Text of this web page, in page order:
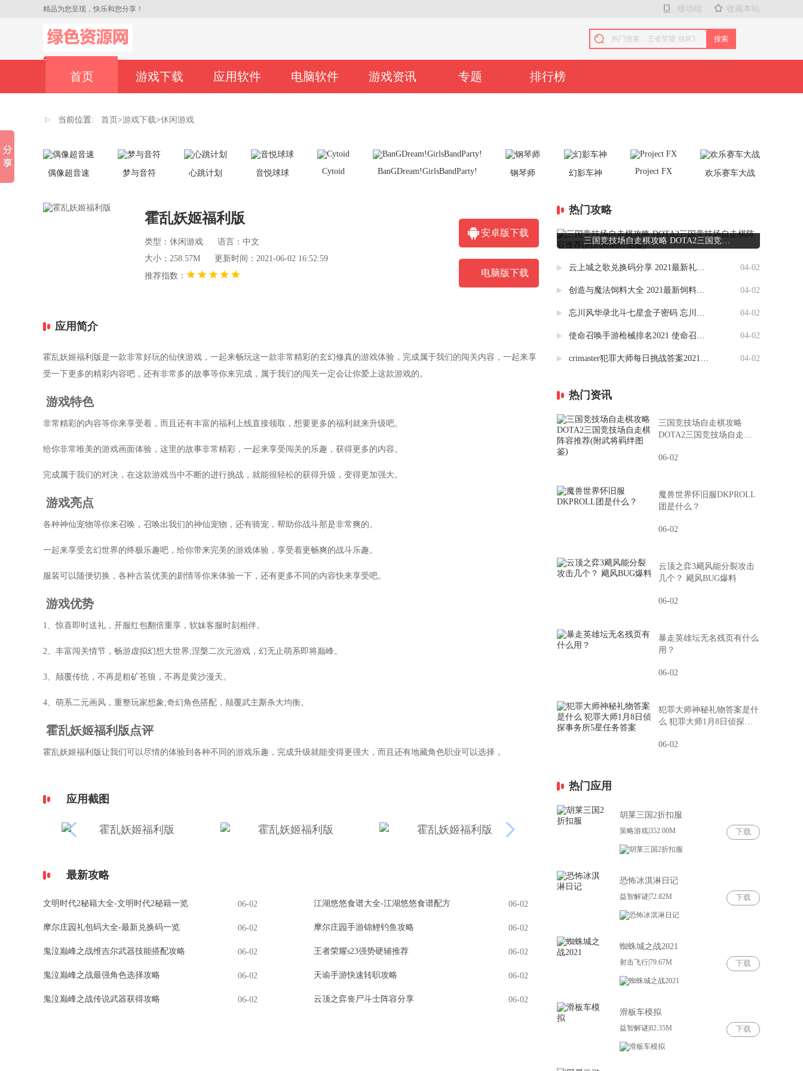
精品为您呈现，快乐和您分享！ 移动端 收藏本站
搜索
首页 游戏下载 应用软件 电脑软件 游戏资讯 专题 排行榜
当前位置: 首页 >游戏下载>休闲游戏
偶像超音速 梦与音符 心跳计划 音悦球球 Cytoid BanGDream!GirlsBandParty! 钢琴师 幻影车神 Project FX 欢乐赛车大战
霍乱妖姬福利版
类型：休闲游戏
语言：中文
大小：258.57M
更新时间：2021-06-02 16:52:59
推荐指数：
安卓版下载
电脑版下载
应用简介
霍乱妖姬福利版是一款非常好玩的仙侠游戏，一起来畅玩这一款非常精彩的玄幻修真的游戏体验，完成属于我们的闯关内容，一起来享
受一下更多的精彩内容吧，还有非常多的故事等你来完成，属于我们的闯关一定会让你爱上这款游戏的。
游戏特色
非常精彩的内容等你来享受着，而且还有丰富的福利上线直接领取，想要更多的福利就来升级吧。
给你非常唯美的游戏画面体验，这里的故事非常精彩，一起来享受闯关的乐趣，获得更多的内容。
完成属于我们的对决，在这款游戏当中不断的进行挑战，就能很轻松的获得升级，变得更加强大。
游戏亮点
各种神仙宠物等你来召唤，召唤出我们的神仙宠物，还有骑宠，帮助你战斗那是非常爽的。
一起来享受玄幻世界的终极乐趣吧，给你带来完美的游戏体验，享受着更畅爽的战斗乐趣。
服装可以随便切换，各种古装优美的剧情等你来体验一下，还有更多不同的内容快来享受吧。
游戏优势
1、惊喜即时送礼，开服红包翻倍重享，软妹客服时刻相伴。
2、丰富闯关情节，畅游虚拟幻想大世界;涅槃二次元游戏，幻无止萌系即将巅峰。
3、颠覆传统，不再是粗矿苍狼，不再是黄沙漫天。
4、萌系二元画风，重整玩家想象;奇幻角色搭配，颠覆武主厮杀大均衡。
霍乱妖姬福利版点评
霍乱妖姬福利版让我们可以尽情的体验到各种不同的游戏乐趣，完成升级就能变得更强大，而且还有地藏角色职业可以选择，
应用截图
最新攻略
文明时代2秘籍大全-文明时代2秘籍一览 06-02 江湖悠悠食谱大全-江湖悠悠食谱配方 06-02
摩尔庄园礼包码大全-最新兑换码一览 06-02 摩尔庄园手游锦鲤钓鱼攻略 06-02
鬼泣巅峰之战维吉尔武器技能搭配攻略 06-02 王者荣耀s23强势硬辅推荐 06-02
鬼泣巅峰之战最强角色选择攻略 06-02 天谕手游快速转职攻略 06-02
鬼泣巅峰之战传说武器获得攻略 06-02 云顶之弈丧尸斗士阵容分享 06-02
热门攻略
三国竞技场自走棋攻略 DOTA2三国竞技场自走棋阵容推荐(附武将羁绊图鉴)
云上城之歌兑换码分享 2021最新礼包码大全 04-02
创造与魔法饲料大全 2021最新饲料合成一览表分享 04-02
忘川风华录北斗七星盒子密码 忘川风华录北斗盒子攻略（图） 04-02
使命召唤手游枪械排名2021 使命召唤枪械配件搭配推荐 04-02
crimaster犯罪大师每日挑战答案2021(更新至4.2) 竞技赛场每日挑战答案汇总 04-02
热门资讯
三国竞技场自走棋攻略
DOTA2三国竞技场自走棋
06-02
魔兽世界怀旧服DKPROLL
团是什么？
06-02
云顶之弈3飓风能分裂攻击
几个？ 飓风BUG爆料
06-02
暴走英雄坛无名残页有什么
用？
06-02
犯罪大师神秘礼物答案是什
么 犯罪大师1月8日侦探事
06-02
热门应用
胡莱三国2折扣服
策略游戏|352.00M 下载
恐怖冰淇淋日记
益智解谜|72.82M 下载
蜘蛛城之战2021
射击飞行|79.67M 下载
滑板车模拟
益智解谜|82.35M 下载